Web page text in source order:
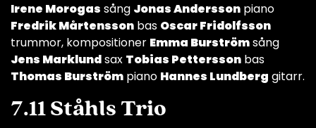
Irene Morogas sång Jonas Andersson piano
Fredrik Mårtensson bas Oscar Fridolfsson
trummor, kompositioner Emma Burströmsång
Jens Marklundsax Tobias Pettersson bas
Thomas Burström piano Hannes Lundberg gitarr.
7.11 Ståhls Trio